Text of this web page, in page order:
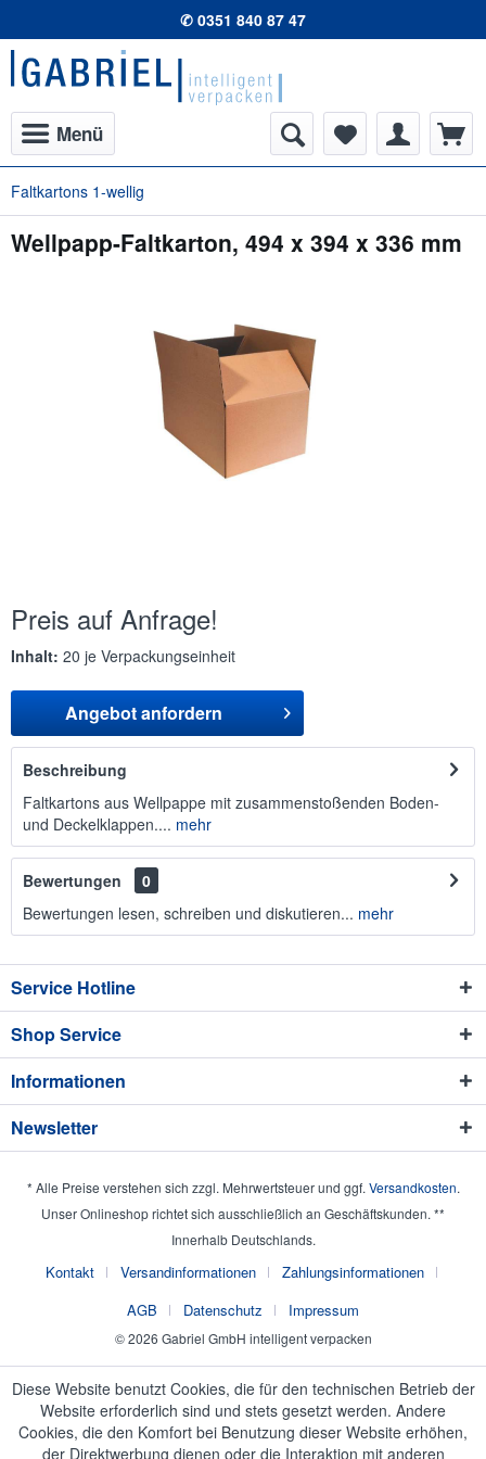
✆ 0351 840 87 47
Menü
Faltkartons 1-wellig
Wellpapp-Faltkarton, 494 x 394 x 336 mm
Preis auf Anfrage!
Inhalt: 20 je Verpackungseinheit
Angebot anfordern
Beschreibung
Faltkartons aus Wellpappe mit zusammenstoßenden Boden-
und Deckelklappen.... mehr
Bewertungen
0
Bewertungen lesen, schreiben und diskutieren... mehr
Service Hotline
Shop Service
Informationen
Newsletter
* Alle Preise verstehen sich zzgl. Mehrwertsteuer und ggf. Versandkosten.
Unser Onlineshop richtet sich ausschließlich an Geschäftskunden. **
Innerhalb Deutschlands.
Kontakt Versandinformationen
Zahlungsinformationen
AGB
Datenschutz Impressum
© 2026 Gabriel GmbH intelligent verpacken
Diese Website benutzt Cookies, die für den technischen Betrieb der
Website erforderlich sind und stets gesetzt werden. Andere
Cookies, die den Komfort bei Benutzung dieser Website erhöhen,
der Direktwerbung dienen oder die Interaktion mit anderen